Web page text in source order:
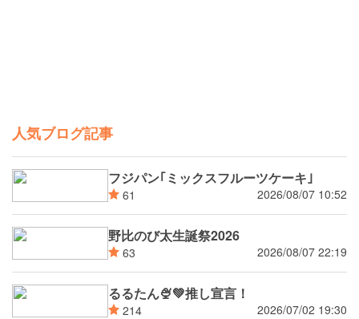
人気ブログ記事
フジパン｢ミックスフルーツケーキ｣
61 2026/08/07 10:52
野比のび太生誕祭2026
63 2026/08/07 22:19
るるたん🍨‪💚推し宣言！
214 2026/07/02 19:30